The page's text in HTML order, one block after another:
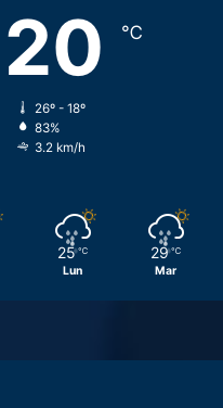
20 ℃
26º - 18º
83%
3.2 km/h
25 ℃
Lun
29 ℃
Mar